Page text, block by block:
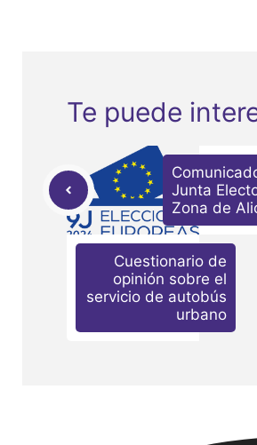
Te puede
Junta
Zona de
Cuestionario de
opinión sobre el
servicio de autobús
urbano